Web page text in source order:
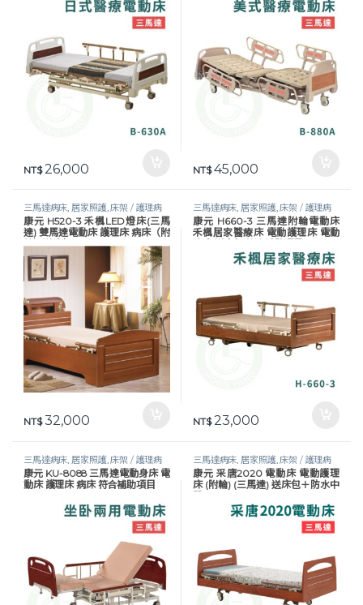
NT$26,000 NT$45,000
三馬達病床, 居家照護,床架 / 護理病
床,護理床具及配件,長照專區,預防褥
瘡
康元 H520-3 禾楓LED燈床(三馬
達) 雙馬達電動床 護理床 病床（附
輪）送床包
NT$32,000
三馬達病床, 居家照護,床架 / 護理病
床,護理床具及配件,長照專區,預防褥
瘡
康元 H660-3 三馬達附輪電動床
禾楓居家醫療床 電動護理床 電動
NT$23,000
三馬達病床, 居家照護,床架 / 護理病
床,護理床具及配件,長照專區,預防褥
瘡
康元 KU-8088 三馬達電動身床 電
動床 護理床 病床 符合補助項目
三馬達病床, 居家照護,床架 / 護理病
床,護理床具及配件,長照專區,預防褥
瘡
康元 采唐2020 電動床 電動護理
床 (附輪) (三馬達) 送床包＋防水中